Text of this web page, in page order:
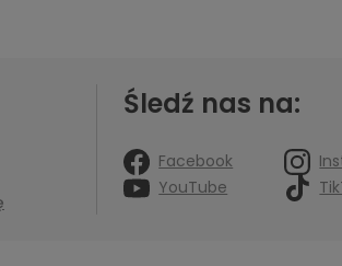
Śledź nas na:
Facebook
YouTube